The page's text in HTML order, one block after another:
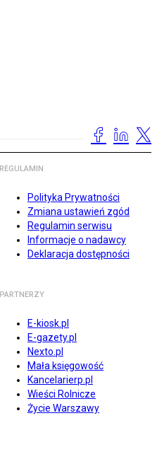
REGULAMIN
Polityka Prywatności
Zmiana ustawień zgód
Regulamin serwisu
Informacje o nadawcy
Deklaracja dostępności
PARTNERZY
E-kiosk.pl
E-gazety.pl
Nexto.pl
Mała księgowość
Kancelarierp.pl
Wieści Rolnicze
Życie Warszawy